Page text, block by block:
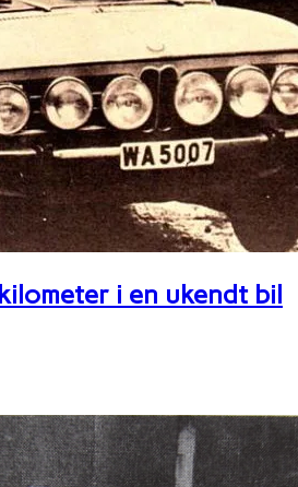
i en ukendt bil